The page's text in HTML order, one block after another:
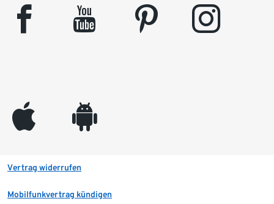
facebook youtube pinterest instagram
appleinc android
Vertrag widerrufen
Mobilfunkvertrag kündigen